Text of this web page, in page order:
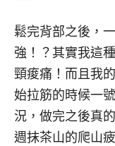
鬆完背部之後，
強！？其實我這
頸痠痛！而且我
始拉筋的時候一
況，做完之後真
週抹茶山的爬山